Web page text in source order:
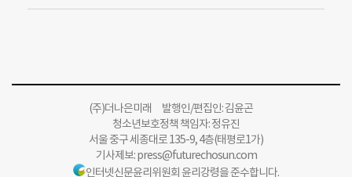
(주)더나은미래 발행인/편집인: 김윤곤
청소년보호정책 책임자: 정유진
서울 중구 세종대로 135-9, 4층(태평로1가)
기사제보:press@futurechosun.com
인터넷신문윤리위원회 윤리강령을 준수합니다.